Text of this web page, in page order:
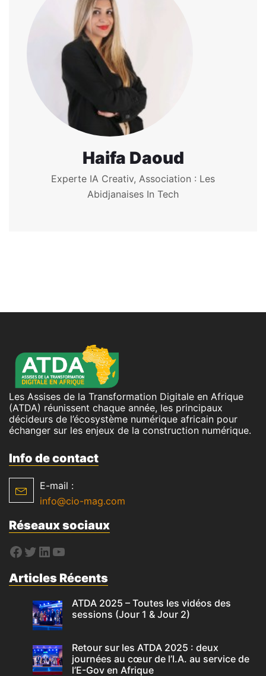
Haifa Daoud
Experte IA Creativ, Association : Les
Abidjanaises In Tech
Les Assises de la Transformation Digitale en Afrique
(ATDA) réunissent chaque année, les principaux
décideurs de l’écosystème numérique africain pour
échanger sur les enjeux de la construction numérique.
Info de contact
E-mail :
info@cio-mag.com
Réseaux sociaux
Articles Récents
ATDA 2025 – Toutes les vidéos des
sessions (Jour 1 & Jour 2)
Retour sur les ATDA 2025 : deux
journées au cœur de l’I.A. au service de
l’E-Gov en Afrique